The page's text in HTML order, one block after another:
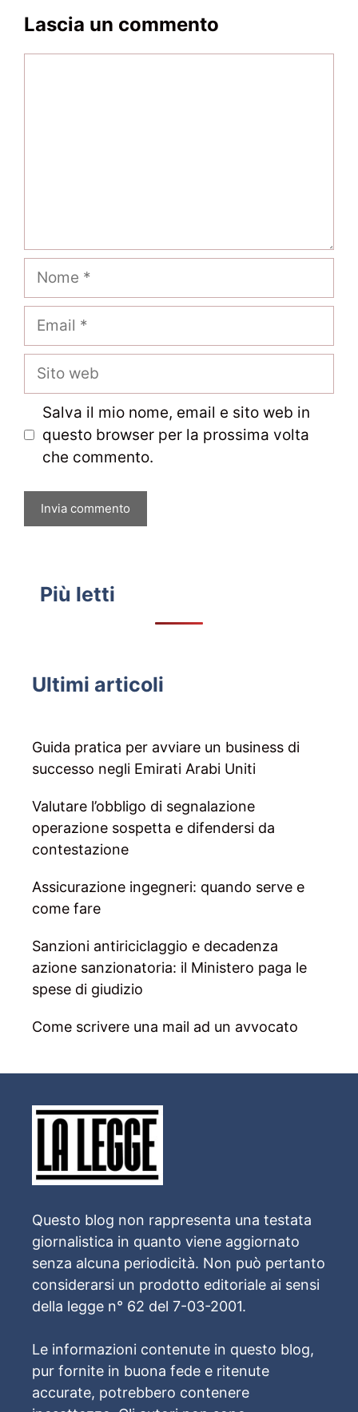
Lascia un commento
Nome
Email
Sito
Salva il mio nome, email e sito web in
questo browser per la prossima volta
che commento.
Più letti
Ultimi articoli
Guida pratica per avviare un business di
successo negli Emirati Arabi Uniti
Valutare l’obbligo di segnalazione
operazione sospetta e difendersi da
contestazione
Assicurazione ingegneri: quando serve e
come fare
Sanzioni antiriciclaggio e decadenza
azione sanzionatoria: il Ministero paga le
spese di giudizio
Come scrivere una mail ad un avvocato
Questo blog non rappresenta una testata
giornalistica in quanto viene aggiornato
senza alcuna periodicità. Non può pertanto
considerarsi un prodotto editoriale ai sensi
della legge n° 62 del 7-03-2001.
Le informazioni contenute in questo blog,
pur fornite in buona fede e ritenute
accurate, potrebbero contenere